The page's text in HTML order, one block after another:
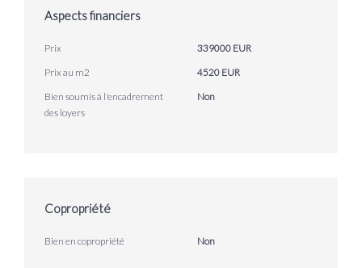
Aspects financiers
Prix
339000 EUR
Prix au m2
4520 EUR
Bien soumis à l'encadrement
des loyers
Non
Copropriété
Bien en copropriété Non